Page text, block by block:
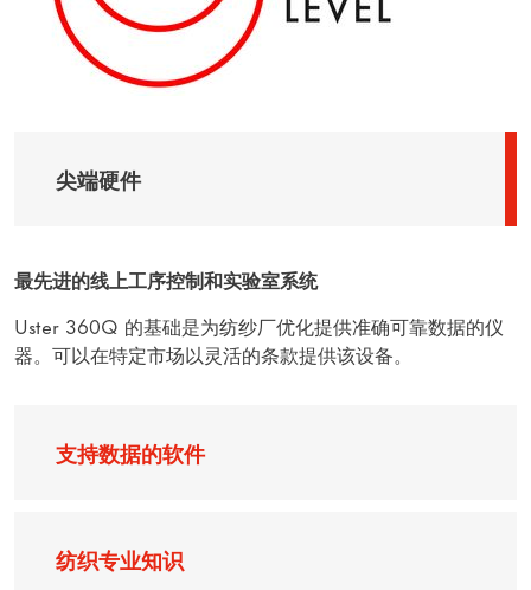
尖端硬件
最先进的线上工序控制和实验室系统
Uster 360Q 的基础是为纺纱厂优化提供准确可靠数据的仪
器。可以在特定市场以灵活的条款提供该设备。
支持数据的软件
纺织专业知识